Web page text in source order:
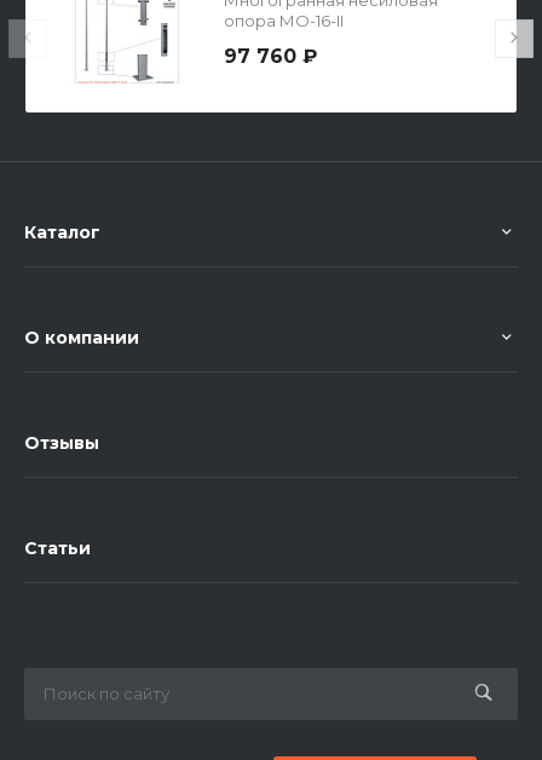
опора МО-16-II
97 760 ₽
Каталог
О компании
Отзывы
Статьи